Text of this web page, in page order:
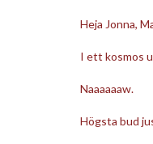
Heja Jonna,
I ett kosmos
Naaaaaaw.
Högsta bud